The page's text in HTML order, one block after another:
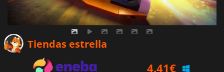
Tiendas estrella
4.41€